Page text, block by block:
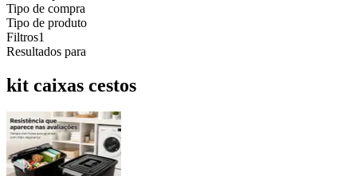
Tipo de compra
Tipo de produto
Filtros1
Resultados para
kit caixas cestos